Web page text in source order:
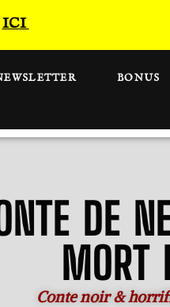
ICI
BONUS
DE
MORT I
Conte noir &